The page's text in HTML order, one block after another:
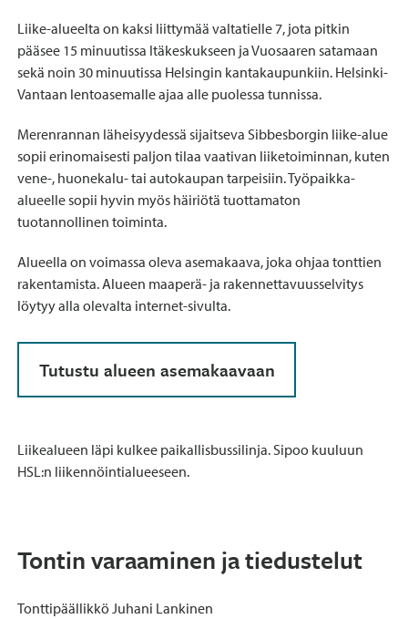
Liike-alueelta on kaksi liittymää valtatielle 7, jota pitkin
pääsee 15 minuutissa Itäkeskukseen ja Vuosaaren satamaan
sekä noin 30 minuutissa Helsingin kantakaupunkiin. Helsinki-
Vantaan lentoasemalle ajaa alle puolessa tunnissa.
Merenrannan läheisyydessä sijaitseva Sibbesborgin liike-alue
sopii erinomaisesti paljon tilaa vaativan liiketoiminnan, kuten
vene-, huonekalu- tai autokaupan tarpeisiin. Työpaikka-
alueelle sopii hyvin myös häiriötä tuottamaton
tuotannollinen toiminta.
Alueella on voimassa oleva asemakaava, joka ohjaa tonttien
rakentamista. Alueen maaperä- ja rakennettavuusselvitys
löytyy alla olevalta internet-sivulta.
Tutustu alueen asemakaavaan
Liikealueen läpi kulkee paikallisbussilinja. Sipoo kuuluun
HSL:n liikennöintialueeseen.
Tontin varaaminen ja tiedustelut
Tonttipäällikkö Juhani Lankinen